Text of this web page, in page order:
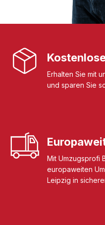
Erhalten Sie mit
und sparen Sie
Mit Umzugsprofi
europaweiten
Leipzig in